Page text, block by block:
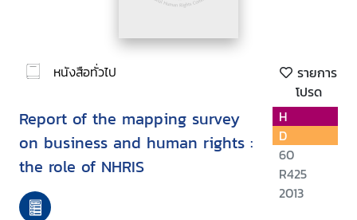
หนังสือทั่วไป
รายการ
โปรด
Report of the mapping survey
on business and human rights :
the role of NHRIS
H
D
60
R425
2013